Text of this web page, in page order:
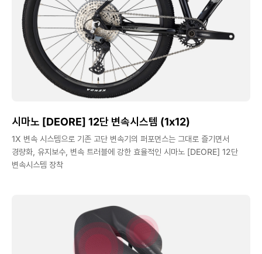
시마노 [DEORE] 12단 변속시스템 (1x12)
1X 변속 시스템으로 기존 고단 변속기의 퍼포먼스는 그대로 즐기면서
경량화, 유지보수, 변속 트러블에 강한 효율적인 시마노 [DEORE] 12단
변속시스템 장착